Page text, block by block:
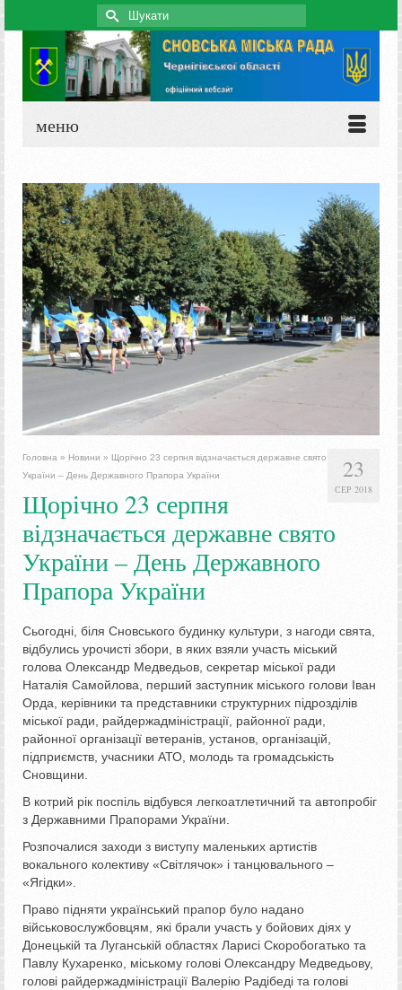
Search
for:
меню
23
СЕР 2018
Головна » Новини » Щорічно 23 серпня відзначається державне свято
України – День Державного Прапора України
Щорічно 23 серпня
відзначається державне свято
України – День Державного
Прапора України
Сьогодні, біля Сновського будинку культури, з нагоди свята,
відбулись урочисті збори, в яких взяли участь міський
голова Олександр Медведьов, секретар міської ради
Наталія Самойлова, перший заступник міського голови Іван
Орда, керівники та представники структурних підрозділів
міської ради, райдержадміністрації, районної ради,
районної організації ветеранів, установ, організацій,
підприємств, учасники АТО, молодь та громадськість
Сновщини.
В котрий рік поспіль відбувся легкоатлетичний та автопробіг
з Державними Прапорами України.
Розпочалися заходи з виступу маленьких артистів
вокального колективу «Світлячок» і танцювального –
«Ягідки».
Право підняти український прапор було надано
військовослужбовцям, які брали участь у бойових діях у
Донецькій та Луганській областях Ларисі Скоробогатько та
Павлу Кухаренко, міському голові Олександру Медведьову,
голові райдержадміністрації Валерію Радібеді та голові